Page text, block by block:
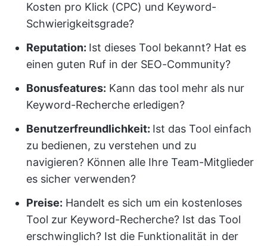
Kosten pro Klick (CPC) und Keyword-
Schwierigkeitsgrade?
Reputation: Ist dieses Tool bekannt? Hat es
einen guten Ruf in der SEO-Community?
Bonusfeatures: Kann das tool mehr als nur
Keyword-Recherche erledigen?
Benutzerfreundlichkeit: Ist das Tool einfach
zu bedienen, zu verstehen und zu
navigieren? Können alle Ihre Team-Mitglieder
es sicher verwenden?
Preise: Handelt es sich um ein kostenloses
Tool zur Keyword-Recherche? Ist das Tool
erschwinglich? Ist die Funktionalität in der